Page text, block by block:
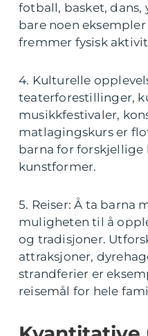
fotball, basket, dans,
bare noen
fremmer fysisk
4. Kulturelle
teaterforestillinger,
musikkfestivaler,
matlagingskurs er
barna for forskjellige
kunstformer.
5. Reiser: Å ta barna
muligheten til å
og tradisjoner.
attraksjoner,
strandferier er
reisemål for hele